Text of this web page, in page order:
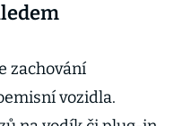
zachování
vozidla.